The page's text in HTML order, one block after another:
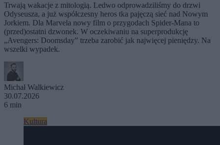
Trwają wakacje z mitologią. Ledwo odprowadziliśmy do drzwi
Odyseusza, a już współczesny heros tka pajęczą sieć nad Nowym
Jorkiem. Dla Marvela nowy film o przygodach Spider-Mana to
(przed)ostatni dzwonek. W oczekiwaniu na superprodukcję
„Avengers: Doomsday” trzeba zarobić jak najwięcej pieniędzy. Na
wszelki wypadek.
Michał Walkiewicz
30.07.2026
6 min
Kultura